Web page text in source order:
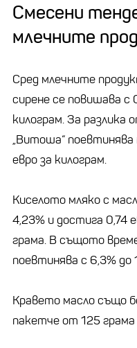
Смесени
млечните
Сред млечните
сирене се повишава с
килограм. За
„Витоша“
евро за килограм.
Киселото мляко с
4,23% и достига 0,74
грама. В същото
поевтинява с 6,3% до
Кравето масло също
пакетче от 125 грама